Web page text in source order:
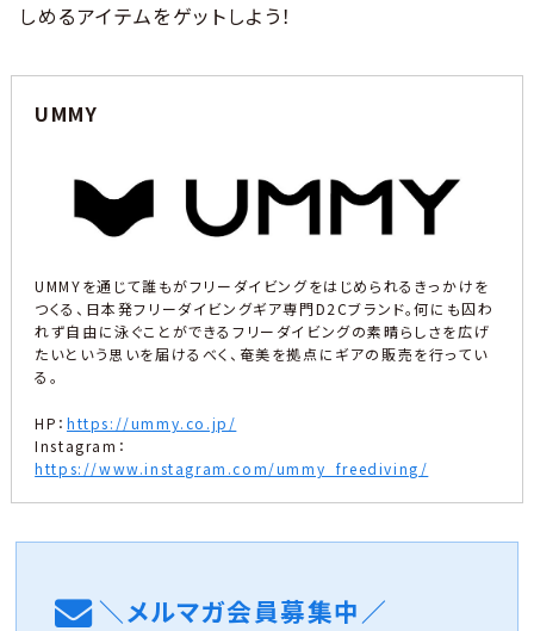
しめるアイテムをゲットしよう！
UMMY
UMMYを通じて誰もがフリーダイビングをはじめられるきっかけを
つくる、日本発フリーダイビングギア専門D2Cブランド。何にも囚わ
れず自由に泳ぐことができるフリーダイビングの素晴らしさを広げ
たいという思いを届けるべく、奄美を拠点にギアの販売を行ってい
る。
HP： https://ummy.co.jp/
Instagram：
https://www.instagram.com/ummy_freediving/
＼メルマガ会員募集中／